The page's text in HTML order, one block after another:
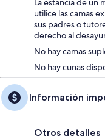
La estancia de un
utilice las camas
sus padres o
derecho al
No hay camas
No hay cunas
Información
Otros detalles